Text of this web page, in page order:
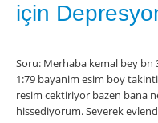
için
Soru: Merhaba kemal bey bn
1:79 bayanim esim boy
resim cektiriyor bazen bana
hissediyorum. Severek